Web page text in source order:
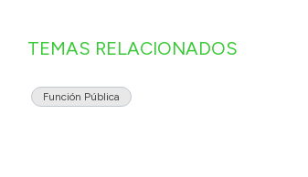
TEMAS RELACIONADOS
Función Pública